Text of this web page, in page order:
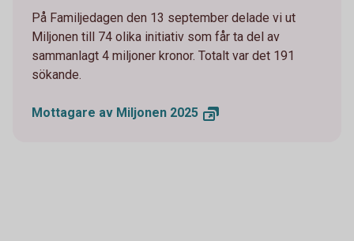
På Familjedagen den 13 september delade vi ut
Miljonen till 74 olika initiativ som får ta del av
sammanlagt 4 miljoner kronor. Totalt var det 191
sökande.
Mottagare av Miljonen 2025